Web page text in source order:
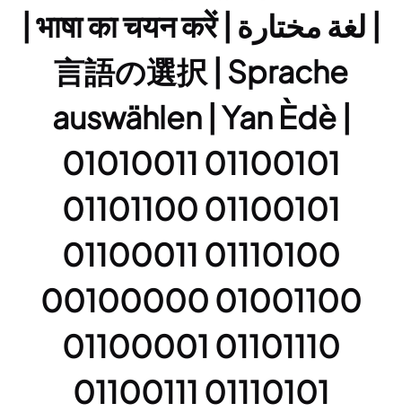
| भाषा का चयन करें | لغة مختارة |
言語の選択 | Sprache
auswählen | Yan Èdè |
01010011 01100101
01101100 01100101
01100011 01110100
00100000 01001100
01100001 01101110
01100111 01110101